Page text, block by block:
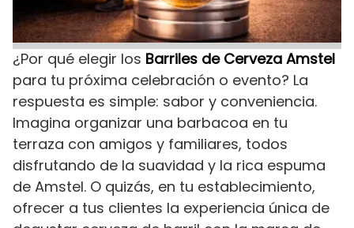
¿Por qué elegir los Barriles de Cerveza Amstel
para tu próxima celebración o evento? La
respuesta es simple: sabor y conveniencia.
Imagina organizar una barbacoa en tu
terraza con amigos y familiares, todos
disfrutando de la suavidad y la rica espuma
de Amstel. O quizás, en tu establecimiento,
ofrecer a tus clientes la experiencia única de